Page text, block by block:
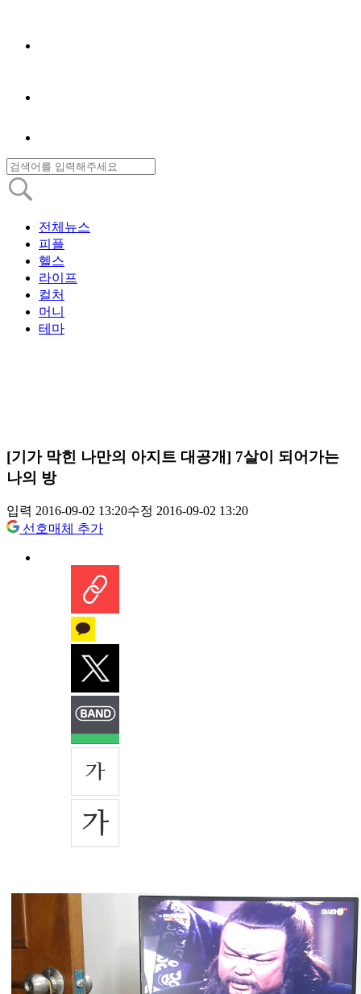
전체뉴스
피플
헬스
라이프
컬처
머니
테마
[기가 막힌 나만의 아지트 대공개] 7살이 되어가는
나의 방
입력 2016-09-02 13:20수정 2016-09-02 13:20
선호매체 추가